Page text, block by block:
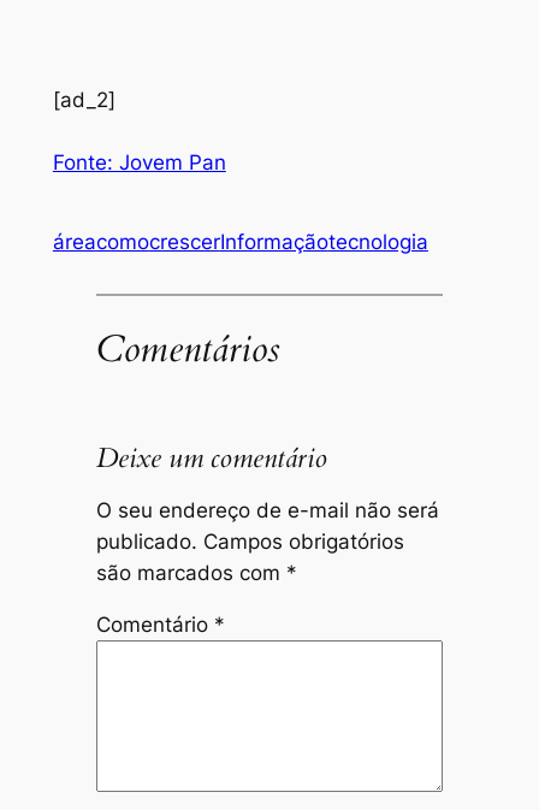
[ad_2]
Fonte: Jovem Pan
áreacomocrescerInformaçãotecnologia
Comentários
Deixe um comentário
O seu endereço de e-mail não será
publicado. Campos obrigatórios
são marcados com *
Comentário *